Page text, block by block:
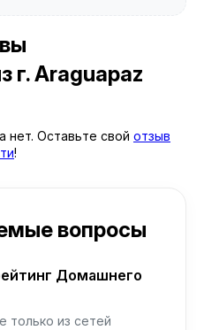
г. Araguapaz
нет. Оставьте свой отзыв
!
вопросы
Домашнего
только из сетей